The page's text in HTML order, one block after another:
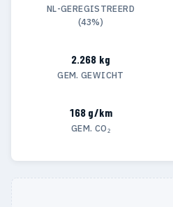
NL-GEREGISTREERD
(43%)
2.268 kg
GEM. GEWICHT
168 g/km
GEM. CO₂